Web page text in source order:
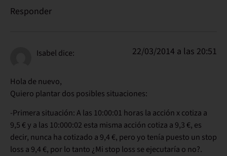
Responder
Isabel dice: 22/03/2014 a las 20:51
Hola de nuevo,
Quiero plantar dos posibles situaciones:
-Primera situación: A las 10:00:01 horas la acción x cotiza a
9,5 € y a las 10:000:02 esta misma acción cotiza a 9,3 €, es
decir, nunca ha cotizado a 9,4 €, pero yo tenía puesto un stop
loss a 9,4 €, por lo tanto ¿Mi stop loss se ejecutaría o no?.